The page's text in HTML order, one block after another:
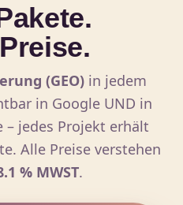
(GEO) in jedem
in Google UND in
– jedes Projekt erhält
Alle Preise verstehen
% MWST.